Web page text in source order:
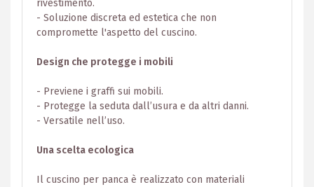
rivestimento.
- Soluzione discreta ed estetica che non
compromette l'aspetto del cuscino.
Design che protegge i mobili
- Previene i graffi sui mobili.
- Protegge la seduta dall’usura e da altri danni.
- Versatile nell’uso.
Una scelta ecologica
Il cuscino per panca è realizzato con materiali